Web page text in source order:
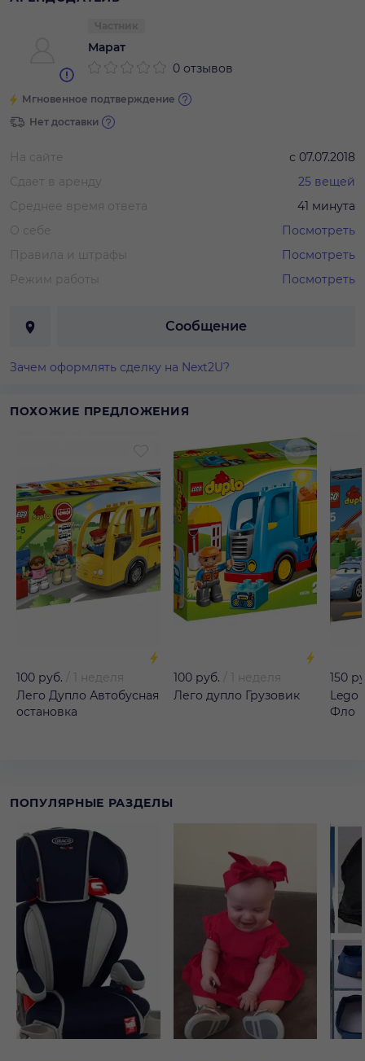
Марат
0 отзывов
Мгновенное подтверждение
Нет доставки
На сайте с 07.07.2018
Сдает в аренду
25 вещей
Среднее время ответа
41 минута
О себе
Посмотреть
Правила и штрафы
Посмотреть
Режим работы
Посмотреть
Сообщение
Зачем оформлять сделку на Next2U?
ПОХОЖИЕ ПРЕДЛОЖЕНИЯ
100 руб.
1 неделя
Лего Дупло Автобусная
остановка
100 руб.
1 неделя
Лего дупло Грузовик
150
Lego
Фло
ПОПУЛЯРНЫЕ РАЗДЕЛЫ